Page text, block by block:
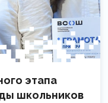
этапа
школьников